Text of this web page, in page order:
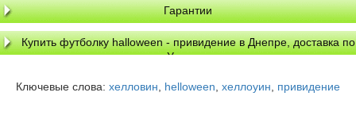
Гарантии
Купить футболку halloween - привидение в Днепре, доставка по
Украине
Ключевые слова: хелловин helloween хеллоуин привидение